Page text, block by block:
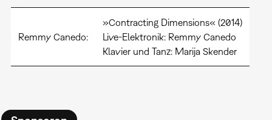
Remmy Canedo:
»Contracting Dimensions« (2014)
Live-Elektronik: Remmy Canedo
Klavier und Tanz: Marija Skender